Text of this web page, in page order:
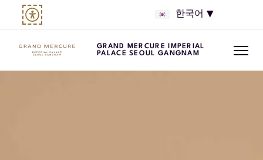
한국어
GRAND MERCURE IMPERIAL
PALACE SEOUL GANGNAM